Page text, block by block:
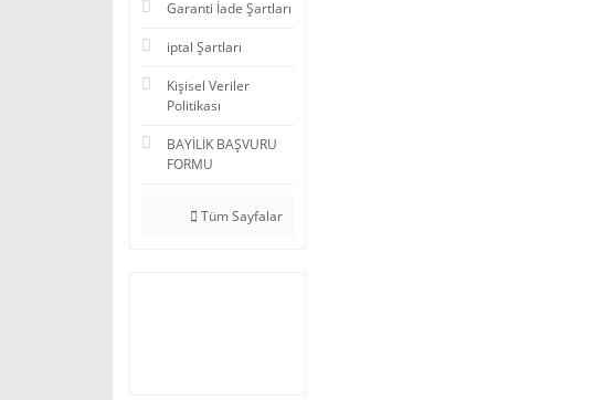
Garanti İade Şartları
iptal Şartları
Kişisel Veriler
Politikası
BAYİLİK BAŞVURU
FORMU
Tüm Sayfalar